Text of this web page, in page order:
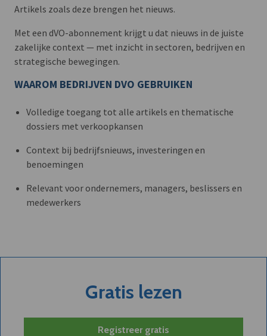
Artikels zoals deze brengen het nieuws.
Met een dVO-abonnement krijgt u dat nieuws in de juiste
zakelijke context — met inzicht in sectoren, bedrijven en
strategische bewegingen.
WAAROM BEDRIJVEN DVO GEBRUIKEN
Volledige toegang tot alle artikels en thematische
dossiers met verkoopkansen
Context bij bedrijfsnieuws, investeringen en
benoemingen
Relevant voor ondernemers, managers, beslissers en
medewerkers
Gratis lezen
Registreer gratis